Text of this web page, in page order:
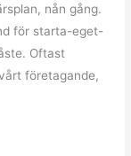
nån gång.
för starta-eget-
Oftast
företagande,